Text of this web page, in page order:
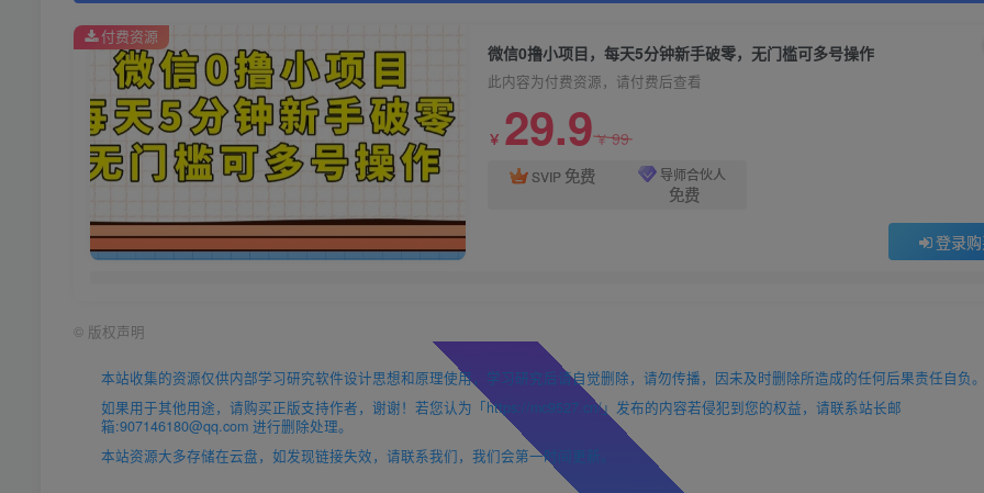
微信0撸小项目，每天5分钟新手破零，无门槛可多号操作
此内容为付费资源，请付费后查看
￥ 29.9￥99
SVIP 免费 导师合伙人
免费
登录
付费资源
© 版权声明
本站收集的资源仅供内部学习研究软件设计思想和原理使用，学习研究后请自觉删除，请勿传播，因未及时删除所造成的任何后果责任自负。
如果用于其他用途，请购买正版支持作者，谢谢！若您认为「https://mc9527.cn/」发布的内容若侵犯到您的权益，请联系站长邮
箱:907146180@qq.com 进行删除处理。
本站资源大多存储在云盘，如发现链接失效，请联系我们，我们会第一时间更新。